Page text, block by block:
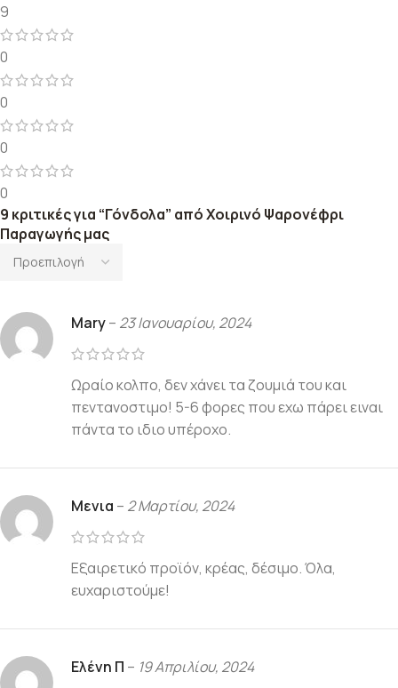
9
0
0
0
0
9 κριτικές για “Γόνδολα” από Χοιρινό Ψαρονέφρι
Παραγωγής μας
Mary– 23 Ιανουαρίου, 2024
Ωραίο κολπο, δεν χάνει τα ζουμιά του και
πεντανοστιμο! 5-6 φορες που εχω πάρει ειναι
πάντα το ιδιο υπέροχο.
Μενια – 2 Μαρτίου, 2024
Εξαιρετικό προϊόν, κρέας, δέσιμο. Όλα,
ευχαριστούμε!
Ελένη Π – 19 Απριλίου, 2024